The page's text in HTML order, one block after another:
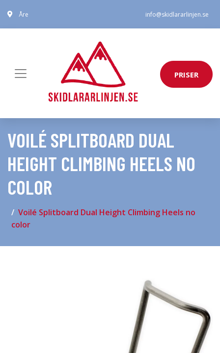
Åre info@skidlararlinjen.se
PRISER
VOILÉ SPLITBOARD DUAL
HEIGHT CLIMBING HEELS NO
COLOR
Voilé Splitboard Dual Height Climbing Heels no
color